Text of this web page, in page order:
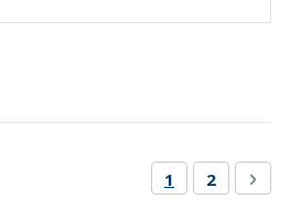
Pagina
Attualmente
1 Pagina
2